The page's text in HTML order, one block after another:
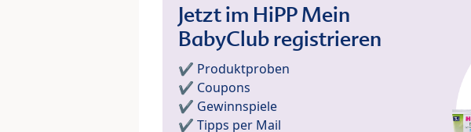
Jetzt im HiPP Mein
BabyClub registrieren
✔️ Produktproben
✔️ Coupons
✔️ Gewinnspiele
✔️ Tipps per Mail